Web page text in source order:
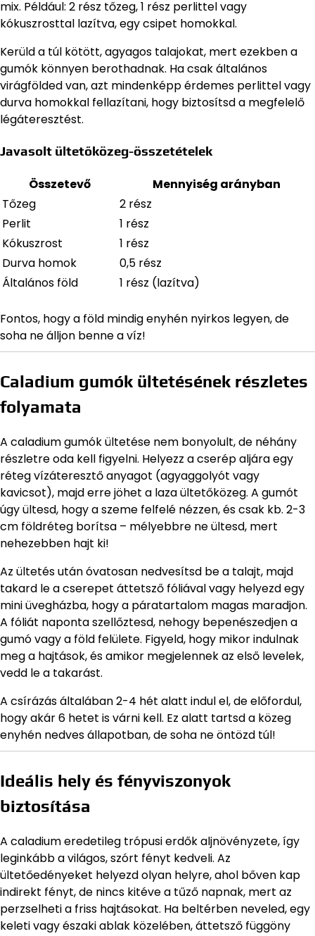
mix. Például: 2 rész tőzeg, 1 rész perlittel vagy
kókuszrosttal lazítva, egy csipet homokkal.
Kerüld a túl kötött, agyagos talajokat, mert ezekben a
gumók könnyen berothadnak. Ha csak általános
virágfölded van, azt mindenképp érdemes perlittel vagy
durva homokkal fellazítani, hogy biztosítsd a megfelelő
légáteresztést.
Javasolt ültetőközeg-összetételek
Összetevő
Mennyiség arányban
Tőzeg
2 rész
Perlit
1 rész
Kókuszrost
1 rész
Durva homok
0,5 rész
Általános föld
1 rész (lazítva)
Fontos, hogy a föld mindig enyhén nyirkos legyen, de
soha ne álljon benne a víz!
Caladium gumók ültetésének részletes
folyamata
A caladium gumók ültetése nem bonyolult, de néhány
részletre oda kell figyelni. Helyezz a cserép aljára egy
réteg vízáteresztő anyagot (agyaggolyót vagy
kavicsot), majd erre jöhet a laza ültetőközeg. A gumót
úgy ültesd, hogy a szeme felfelé nézzen, és csak kb. 2-3
cm földréteg borítsa – mélyebbre ne ültesd, mert
nehezebben hajt ki!
Az ültetés után óvatosan nedvesítsd be a talajt, majd
takard le a cserepet áttetsző fóliával vagy helyezd egy
mini üvegházba, hogy a páratartalom magas maradjon.
A fóliát naponta szellőztesd, nehogy bepenészedjen a
gumó vagy a föld felülete. Figyeld, hogy mikor indulnak
meg a hajtások, és amikor megjelennek az első levelek,
vedd le a takarást.
A csírázás általában 2-4 hét alatt indul el, de előfordul,
hogy akár 6 hetet is várni kell. Ez alatt tartsd a közeg
enyhén nedves állapotban, de soha ne öntözd túl!
Ideális hely és fényviszonyok
biztosítása
A caladium eredetileg trópusi erdők aljnövényzete, így
leginkább a világos, szórt fényt kedveli. Az
ültetőedényeket helyezd olyan helyre, ahol bőven kap
indirekt fényt, de nincs kitéve a tűző napnak, mert az
perzselheti a friss hajtásokat. Ha beltérben neveled, egy
keleti vagy északi ablak közelében, áttetsző függöny